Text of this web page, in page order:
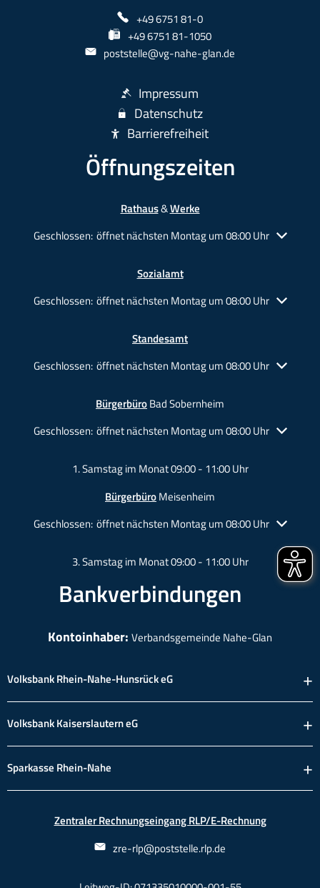
+49 6751 81-0
+49 6751 81-1050
poststelle@vg-nahe-glan.de
Impressum
Datenschutz
Barrierefreiheit
Öffnungszeiten
Rathaus&Werke
Klicken, um weitere Öffnungs- oder Schließzeiten
Geschlossen: öffnet nächsten Montag um 08:00 Uhr
Sozialamt
Klicken, um weitere Öffnungs- oder Schließzeiten
Geschlossen: öffnet nächsten Montag um 08:00 Uhr
Standesamt
Klicken, um weitere Öffnungs- oder Schließzeiten
Geschlossen: öffnet nächsten Montag um 08:00 Uhr
BürgerbüroBad Sobernheim
Klicken, um weitere Öffnungs- oder Schließzeiten
Geschlossen: öffnet nächsten Montag um 08:00 Uhr
1. Samstag im Monat 09:00 - 11:00 Uhr
BürgerbüroMeisenheim
Klicken, um weitere Öffnungs- oder Schließzeiten
Geschlossen: öffnet nächsten Montag um 08:00 Uhr
3. Samstag im Monat 09:00 - 11:00 Uhr
Bankverbindungen
Kontoinhaber: Verbandsgemeinde Nahe-Glan
Volksbank Rhein-Nahe-Hunsrück eG
Volksbank Kaiserslautern eG
Sparkasse Rhein-Nahe
Zentraler Rechnungseingang RLP/E-Rechnung
zre-rlp@poststelle.rlp.de